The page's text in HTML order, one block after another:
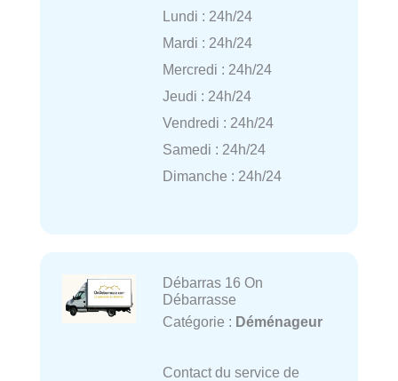
Lundi : 24h/24
Mardi : 24h/24
Mercredi : 24h/24
Jeudi : 24h/24
Vendredi : 24h/24
Samedi : 24h/24
Dimanche : 24h/24
Débarras 16 On
Débarrasse
Catégorie : Déménageur
Contact du service de